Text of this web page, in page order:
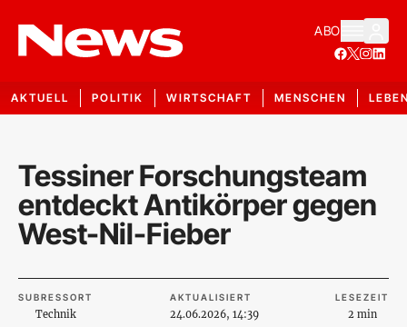
ABO
AKTUELL POLITIK WIRTSCHAFT MENSCHEN
Tessiner Forschungsteam
entdeckt Antikörper gegen
West-Nil-Fieber
SUBRESSORT
Technik
AKTUALISIERT
24.06.2026, 14:39
LESEZEIT
2 min